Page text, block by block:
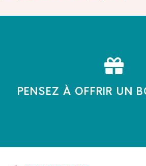
PENSEZ À OFFRIR UN